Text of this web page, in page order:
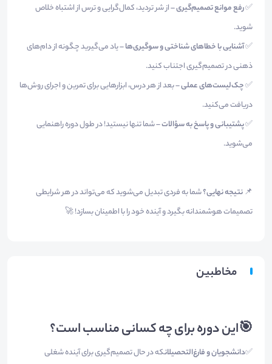
✅رفع موانع تصمیم‌گیری– از شر تردید، کمال‌گرایی و ترس از اشتباه خلاص
شوید.
✅آشنایی با خطاهای شناختی و سوگیری‌ها– یاد می‌گیرید چگونه از دام‌های
ذهنی در تصمیم‌گیری اجتناب کنید.
✅چک‌لیست‌های عملی– بعد از هر درس، ابزارهایی برای تمرین و اجرای روش‌ها
دریافت می‌کنید.
✅پشتیبانی و پاسخ به سؤالات– شما تنها نیستید! در طول دوره راهنمایی
می‌شوید.
📌نتیجه نهایی؟شما به فردی تبدیل می‌شوید که می‌تواند در هر شرایطی
تصمیمات هوشمندانه بگیرد و آینده خود را با اطمینان بسازد! 🚀
مخاطبین
🎯این دوره برای چه کسانی مناسب است؟
✅دانشجویان و فارغ‌التحصیلانکه در حال تصمیم‌گیری برای آینده شغلی